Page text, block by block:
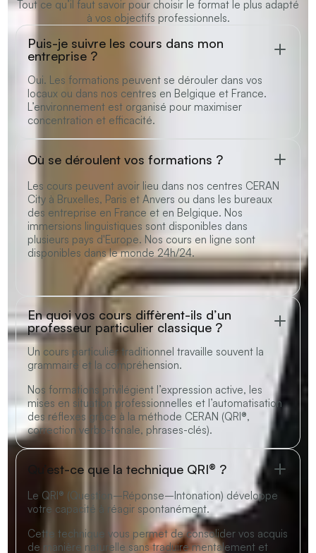
Tout ce qu’il faut savoir pour choisir le format le plus adapté
à vos objectifs professionnels.
Puis-je suivre les cours dans mon
entreprise ?
Oui. Les formations peuvent se dérouler dans vos
locaux ou dans nos centres en Belgique et France.
L’environnement est organisé pour maximiser
concentration et efficacité.
Où se déroulent vos formations ?
Les cours peuvent avoir lieu dans nos centres CERAN
City à Bruxelles, Paris et Anvers ou dans les bureaux
des entreprise en France et en Belgique. Nos
immersions linguistiques sont disponibles dans
plusieurs pays d'Europe. Nos cours en ligne sont
disponibles dans le monde 24h/24.
En quoi vos cours diffèrent-ils d’un
professeur particulier classique ?
Un cours particulier traditionnel travaille souvent la
grammaire et la compréhension.
Nos formations privilégient l’expression active, les
mises en situation professionnelles et l’automatisation
des réflexes grâce à la méthode CERAN (QRI®,
correction verbo-tonale, phrases-clés).
Qu’est-ce que la technique QRI® ?
Le QRI® (Question–Réponse–Intonation) développe
votre capacité à réagir spontanément.
Cette technique vous permet de consolider vos acquis
de manière naturelle sans traduire mentalement et